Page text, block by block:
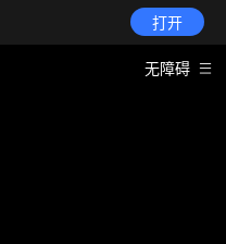
打开
无障碍